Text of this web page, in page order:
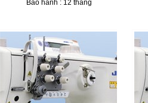
Bảo hành : 12 tháng